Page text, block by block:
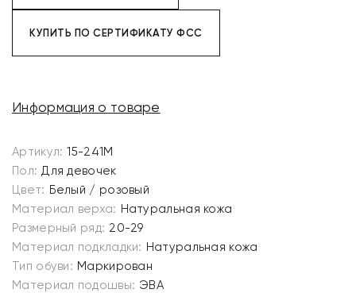
КУПИТЬ ПО СЕРТИФИКАТУ ФСС
Информация о товаре
Артикул: 15-241M
Пол: Для девочек
Цвет: Белый / розовый
Материал верха: Натуральная кожа
Размерный ряд: 20-29
Материал подкладки: Натуральная кожа
Тип обуви: Маркирован
Материал подошвы: ЭВА